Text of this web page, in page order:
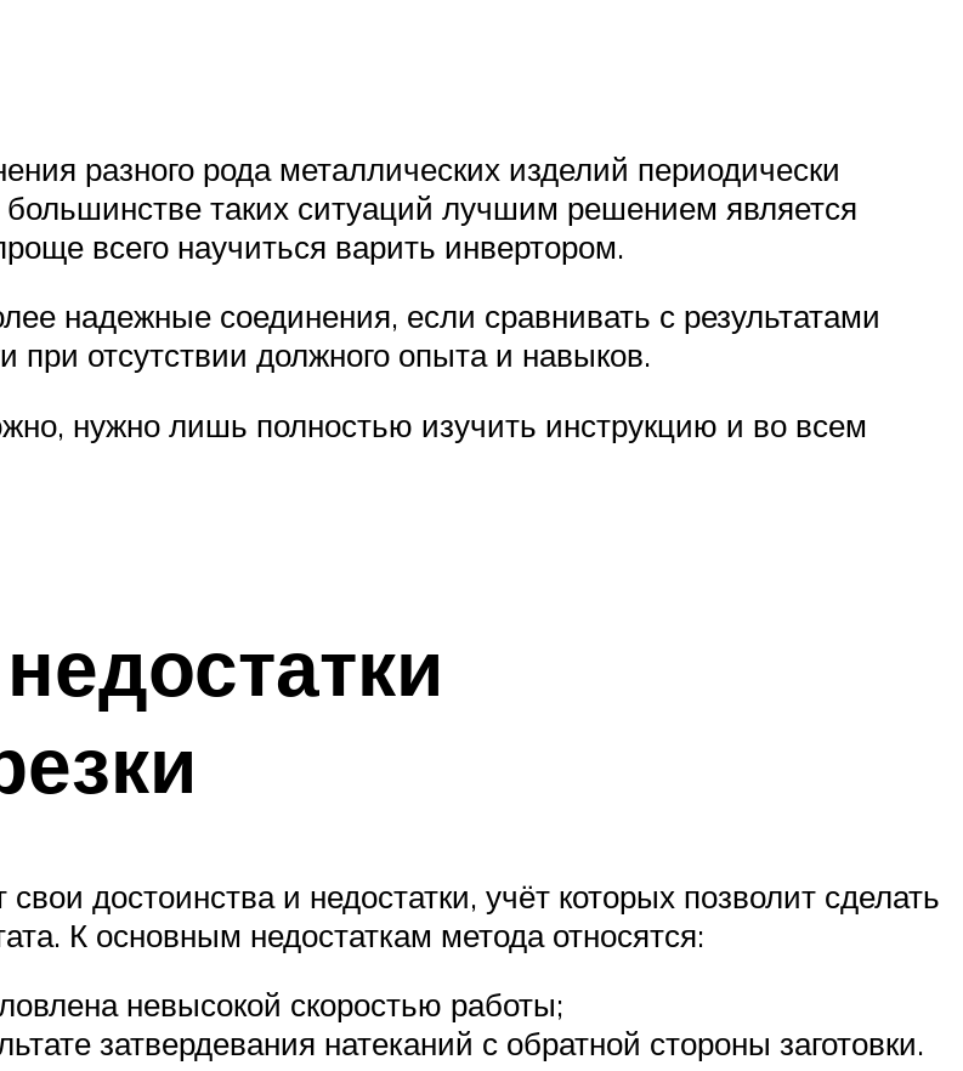
разного рода металлических изделий периодически
таких ситуаций лучшим решением является
всего научиться варить инвертором.
надежные соединения, если сравнивать с результатами
отсутствии должного опыта и навыков.
нужно лишь полностью изучить инструкцию и во всем
достоинства и недостатки, учёт которых позволит сделать
К основным недостаткам метода относятся:
невысокой скоростью работы;
затвердевания натеканий с обратной стороны заготовки.